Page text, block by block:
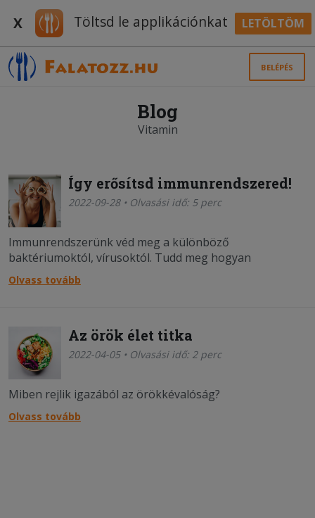
X Töltsd le applikációnkat LETÖLTÖM
BELÉPÉS
Blog
Vitamin
Így erősítsd immunrendszered!
2022-09-28 • Olvasási idő: 5 perc
Immunrendszerünk véd meg a különböző
baktériumoktól, vírusoktól. Tudd meg hogyan
erősítheted, hogy elkerült a téli betegségeket!
Olvass tovább
Az örök élet titka
2022-04-05 • Olvasási idő: 2 perc
Miben rejlik igazából az örökkévalóság?
Olvass tovább